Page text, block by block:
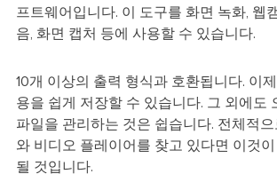
프트웨어입니다. 이 도구를 화면 녹화, 웹
음, 화면 캡처 등에 사용할 수 있습니다.
10개 이상의 출력 형식과 호환됩니다. 이
용을 쉽게 저장할 수 있습니다. 그 외에도
파일을 관리하는 것은 쉽습니다. 전체적으
와 비디오 플레이어를 찾고 있다면 이것이
될 것입니다.